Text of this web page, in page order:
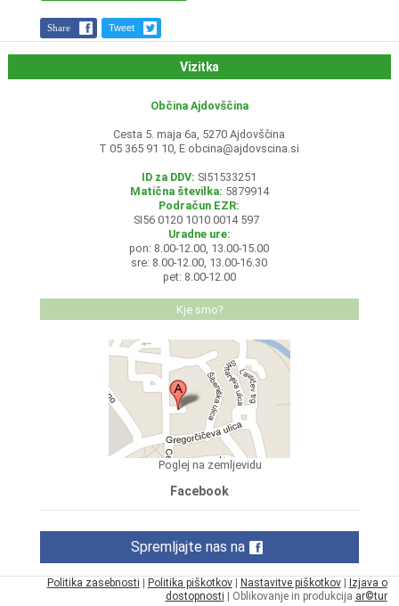
Share Tweet
Vizitka
Občina Ajdovščina
Cesta 5. maja 6a, 5270 Ajdovščina
T 05 365 91 10, E obcina@ajdovscina.si
ID za DDV: SI51533251
Matična številka: 5879914
Podračun EZR:
SI56 0120 1010 0014 597
Uradne ure:
pon: 8.00-12.00, 13.00-15.00
sre: 8.00-12.00, 13.00-16.30
pet: 8.00-12.00
Kje smo?
Poglej na zemljevidu
Facebook
Spremljajte nas na
Politika zasebnosti | Politika piškotkov| Nastavitve piškotkov| Izjava o
dostopnosti | Oblikovanje in produkcija ar©tur